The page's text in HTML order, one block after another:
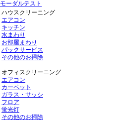
モーダルテスト
ハウスクリーニング
エアコン
キッチン
水まわり
お部屋まわり
パックサービス
その他のお掃除
オフィスクリーニング
エアコン
カーペット
ガラス・サッシ
フロア
蛍光灯
その他のお掃除